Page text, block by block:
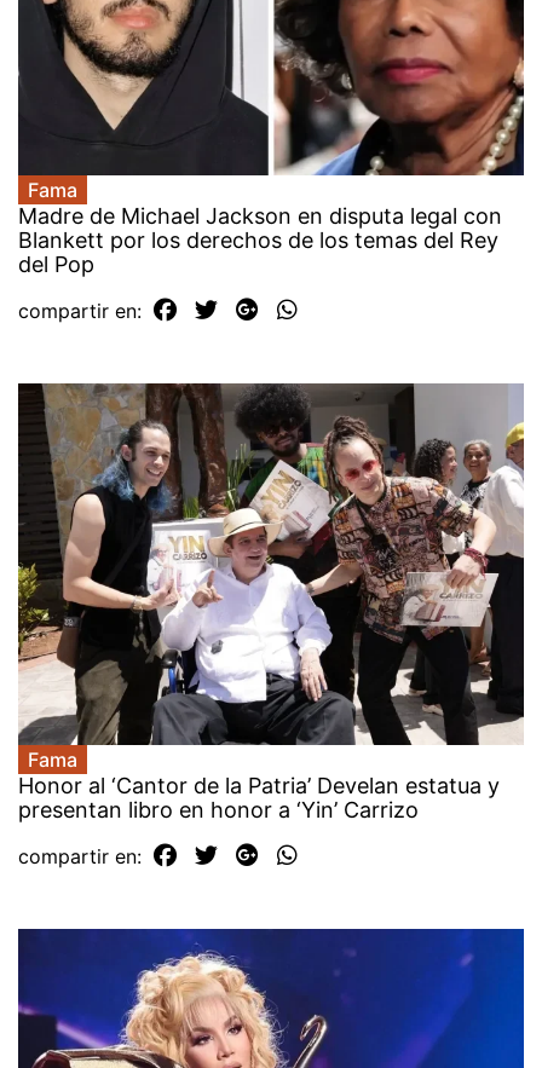
Fama
Madre de Michael Jackson en disputa legal con
Blankett por los derechos de los temas del Rey
del Pop
compartir en:
Fama
Honor al ‘Cantor de la Patria’ Develan estatua y
presentan libro en honor a ‘Yin’ Carrizo
compartir en: